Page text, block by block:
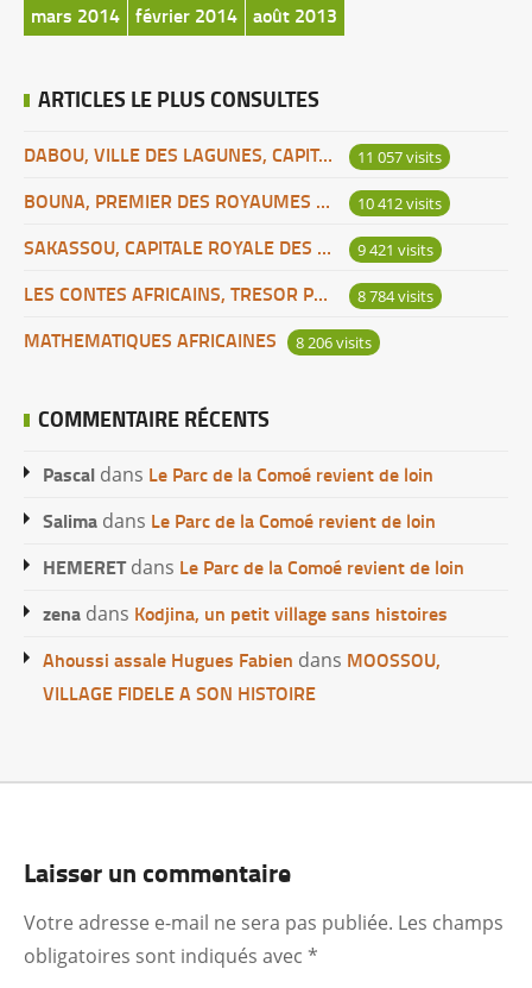
mars 2014 février 2014 août 2013
ARTICLES LE PLUS CONSULTES
DABOU, VILLE DES LAGUNES, CAPITALE DES ADJOUKROU 11 057 visits
BOUNA, PREMIER DES ROYAUMES DE CÔTE D’IVOIRE 10 412 visits
SAKASSOU, CAPITALE ROYALE DES BAOULES 9 421 visits
LES CONTES AFRICAINS, TRESOR POUR L’HUMANITE 8 784 visits
MATHEMATIQUES AFRICAINES 8 206 visits
COMMENTAIRE RÉCENTS
Pascal dans Le Parc de la Comoé revient de loin
Salima dans Le Parc de la Comoé revient de loin
HEMERETdans Le Parc de la Comoé revient de loin
zena dans Kodjina, un petit village sans histoires
Ahoussi assale Hugues Fabien dans MOOSSOU,
VILLAGE FIDELE A SON HISTOIRE
Laisser un commentaire
Votre adresse e-mail ne sera pas publiée. Les champs
obligatoires sont indiqués avec *